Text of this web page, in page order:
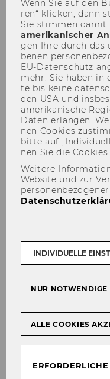
Zeitplan
Wenn Sie auf den
ren“ kli­cken, dann
Sie stim­men damit
amerikanischer
gen Ihre durch das
be­nen
EU-​Datenschutz
mehr. Sie haben
te bis keine
den USA und
amerikanische
Daten er­lan­gen.
nen Coo­kies
bitte auf
nen Sie die
Weitere
Website und zur
INDIVIDUELLE
NUR
ALLE COOKIES